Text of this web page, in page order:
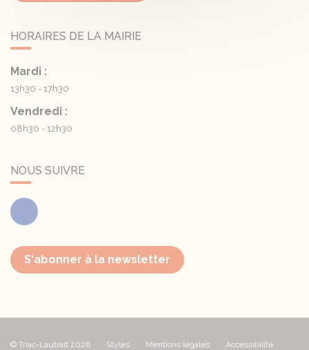
HORAIRES DE LA MAIRIE
Mardi :
13h30 - 17h30
Vendredi :
08h30 - 12h30
NOUS SUIVRE
Facebook
S'abonner à la newsletter
© Triac-Lautrait 2026 Styles Mentions légales Accessibilité